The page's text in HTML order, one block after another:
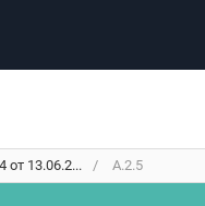
13.06.2... А.2.5